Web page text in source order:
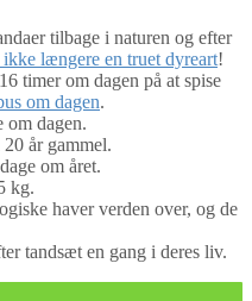
tilbage i naturen og efter
ikke længere en truet dyreart!
timer om dagen på at spise
om dagen.
om dagen.
år gammel.
om året.
kg.
haver verden over, og de
tandsæt en gang i deres liv.